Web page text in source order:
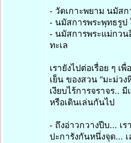
- วัดเกาะพยาม นมัส
- นมัสการพระพุทธรูป
- นมัสการพระแม่กวน
ทะเล
เรายังไปต่อเรื่อย ๆ
เย็น ของสวน "มะม่ว
เงียบไร้การจราจร..
หรือเดินเล่นกันไป
- ถึงอ่าวกวางปีบ... เ
ปะการังกันหนึ่งจุด...